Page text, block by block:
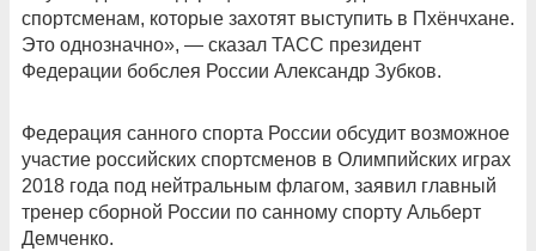
спортсменам, которые захотят выступить в Пхёнчхане.
Это однозначно», — сказал ТАСС президент
Федерации бобслея России Александр Зубков.
Федерация санного спорта России обсудит возможное
участие российских спортсменов в Олимпийских играх
2018 года под нейтральным флагом, заявил главный
тренер сборной России по санному спорту Альберт
Демченко.